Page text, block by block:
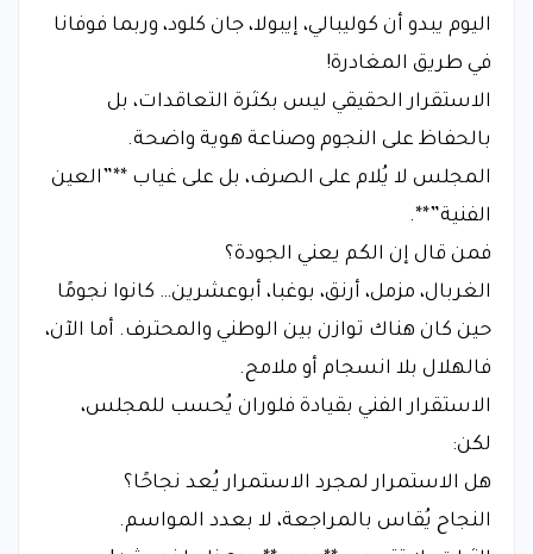
اليوم يبدو أن كوليبالي، إيبولا، جان كلود، وربما فوفانا
في طريق المغادرة!
الاستقرار الحقيقي ليس بكثرة التعاقدات، بل
بالحفاظ على النجوم وصناعة هوية واضحة.
المجلس لا يُلام على الصرف، بل على غياب **”العين
الفنية”**.
فمن قال إن الكم يعني الجودة؟
الغربال، مزمل، أرنق، بوغبا، أبوعشرين… كانوا نجومًا
حين كان هناك توازن بين الوطني والمحترف. أما الآن،
فالهلال بلا انسجام أو ملامح.
الاستقرار الفني بقيادة فلوران يُحسب للمجلس،
لكن:
هل الاستمرار لمجرد الاستمرار يُعد نجاحًا؟
النجاح يُقاس بالمراجعة، لا بعدد المواسم.